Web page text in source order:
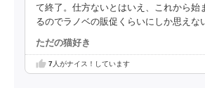
て終了。仕方ないとはいえ、これから始
るのでラノベの販促くらいにしか思えな
ただの猫好き
7人がナイス！しています